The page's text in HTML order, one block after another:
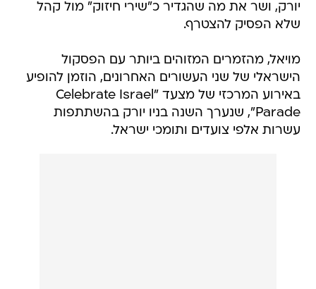
יורק, ושר את מה שהגדיר כ"שירי חיזוק" מול קהל
שלא הפסיק להצטרף.
מויאל, מהזמרים המזוהים ביותר עם הפסקול
הישראלי של שני העשורים האחרונים, הוזמן להופיע
באירוע המרכזי של מצעד "Celebrate Israel
Parade", שנערך השנה בניו יורק בהשתתפות
עשרות אלפי צועדים ותומכי ישראל.